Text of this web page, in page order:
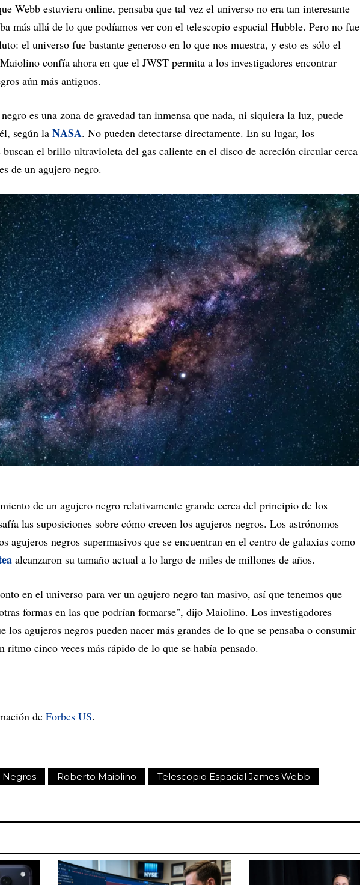
Webb estuviera online, pensaba que tal vez el universo no era tan interesante
más allá de lo que podíamos ver con el telescopio espacial Hubble. Pero no fue
el universo fue bastante generoso en lo que nos muestra, y esto es sólo el
confía ahora en que el JWST permita a los investigadores encontrar
aún más antiguos.
es una zona de gravedad tan inmensa que nada, ni siquiera la luz, puede
según la NASA. No pueden detectarse directamente. En su lugar, los
buscan el brillo ultravioleta del gas caliente en el disco de acreción circular cerca
de un agujero negro.
de un agujero negro relativamente grande cerca del principio de los
las suposiciones sobre cómo crecen los agujeros negros. Los astrónomos
agujeros negros supermasivos que se encuentran en el centro de galaxias como
alcanzaron su tamaño actual a lo largo de miles de millones de años.
en el universo para ver un agujero negro tan masivo, así que tenemos que
formas en las que podrían formarse", dijo Maiolino. Los investigadores
los agujeros negros pueden nacer más grandes de lo que se pensaba o consumir
ritmo cinco veces más rápido de lo que se había pensado.
de Forbes US.
Negros Roberto Maiolino Telescopio Espacial James Webb